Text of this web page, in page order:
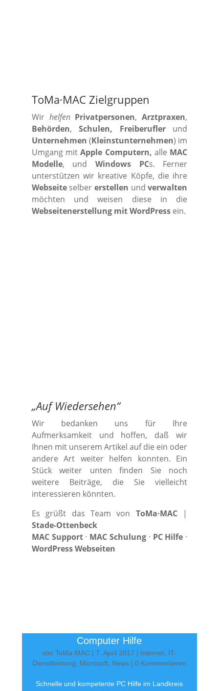
ToMa·MAC Zielgruppen
Wir helfen Privatpersonen,Arztpraxen,
Behörden,Schulen, Freiberuflerund
Unternehmen (Kleinstunternehmen) im
Umgang mitApple Computern, alle MAC
Modelle, und Windows PCs. Ferner
unterstützen wir kreative Köpfe, die ihre
Webseiteselber erstellen undverwalten
möchten und weisen diese in die
Webseitenerstellung mit WordPressein.
„Auf Wiedersehen“
Wir bedanken uns für Ihre
Aufmerksamkeit und hoffen, daß wir
Ihnen mit unserem Artikel auf die ein oder
andere Art weiter helfen konnten. Ein
Stück weiter unten finden Sie noch
weitere Beiträge, die Sie vielleicht
interessieren könnten.
Es grüßt das Team von ToMa·MAC|
Stade-Ottenbeck
MAC Support· MAC Schulung · PC Hilfe ·
WordPress Webseiten
Computer Hilfe
vonToMa·MAC |7. April 2017 | Internet, IT-
Dienstleistung, Microsoft, News | 0 Kommentieren
Schnelle und kompetente PC Hilfe im Landkreis